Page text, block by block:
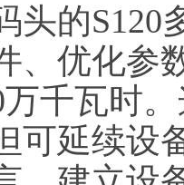
头的
、优化参
万千瓦时
可延续设